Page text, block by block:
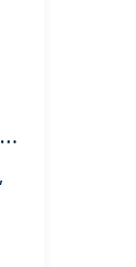
Apartamento com 3 quartos, Centro - Rio do Sul